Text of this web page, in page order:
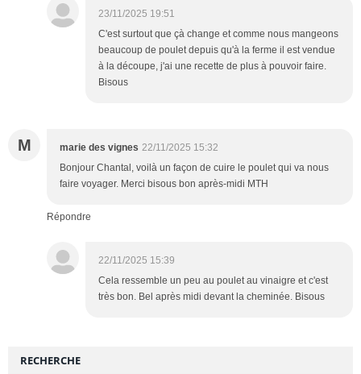
23/11/2025 19:51
C'est surtout que çà change et comme nous mangeons
beaucoup de poulet depuis qu'à la ferme il est vendue
à la découpe, j'ai une recette de plus à pouvoir faire.
Bisous
M marie des vignes 22/11/2025 15:32
Bonjour Chantal, voilà un façon de cuire le poulet qui va nous
faire voyager. Merci bisous bon après-midi MTH
Répondre
22/11/2025 15:39
Cela ressemble un peu au poulet au vinaigre et c'est
très bon. Bel après midi devant la cheminée. Bisous
RECHERCHE